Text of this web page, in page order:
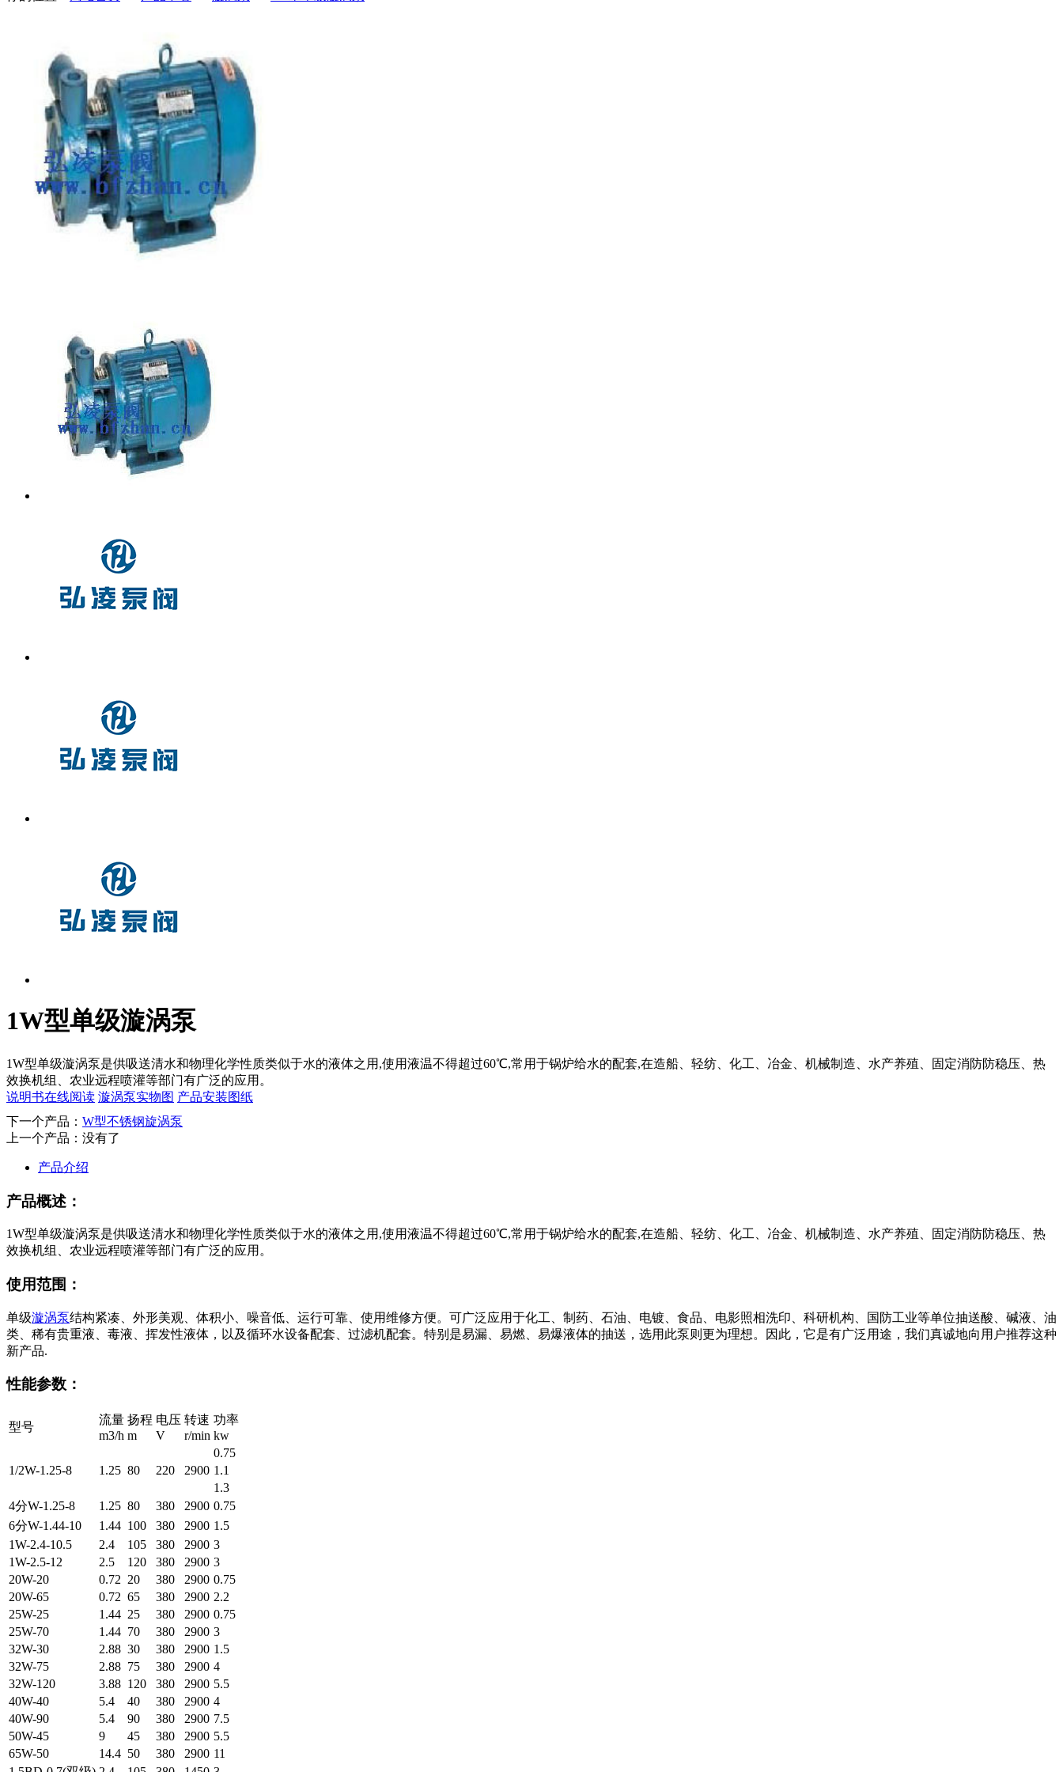
1W型单级漩涡泵
1W型单级漩涡泵是供吸送清水和物理化学性质类似于水的液体之用,使用液温不得超过60℃,常用于锅炉给水的配套,在造船、轻纺、化工、冶金、机械制造、水产养殖、固定消防防稳压、热
效换机组、农业远程喷灌等部门有广泛的应用。
说明书在线阅读 漩涡泵实物图 产品安装图纸
下一个产品： W型不锈钢旋涡泵
上一个产品：没有了
产品介绍
产品概述：
1W型单级漩涡泵是供吸送清水和物理化学性质类似于水的液体之用,使用液温不得超过60℃,常用于锅炉给水的配套,在造船、轻纺、化工、冶金、机械制造、水产养殖、固定消防防稳压、热
效换机组、农业远程喷灌等部门有广泛的应用。
使用范围：
单级漩涡泵结构紧凑、外形美观、体积小、噪音低、运行可靠、使用维修方便。可广泛应用于化工、制药、石油、电镀、食品、电影照相洗印、科研机构、国防工业等单位抽送酸、碱液、油
类、稀有贵重液、毒液、挥发性液体，以及循环水设备配套、过滤机配套。特别是易漏、易燃、易爆液体的抽送，选用此泵则更为理想。因此，它是有广泛用途，我们真诚地向用户推荐这种
新产品.
性能参数：
型号
流量
m3/h
扬程
m
电压
V
转速
r/min
功率
kw
1/2W-1.25-8 1.25 80 220 2900
0.75
1.1
1.3
4分W-1.25-8
1.25 80 380 2900 0.75
6分W-1.44-10
1.44 100 380 2900 1.5
1W-2.4-10.5
2.4 105 380 2900 3
1W-2.5-12
2.5 120 380 2900 3
20W-20
0.72 20 380 2900 0.75
20W-65
0.72 65 380 2900 2.2
25W-25
1.44 25 380 2900 0.75
25W-70
1.44 70 380 2900 3
32W-30
2.88 30 380 2900 1.5
32W-75
2.88 75 380 2900 4
32W-120
3.88 120 380 2900 5.5
40W-40
5.4 40 380 2900 4
40W-90
5.4 90 380 2900 7.5
50W-45
9 45 380 2900 5.5
65W-50
14.4 50 380 2900 11